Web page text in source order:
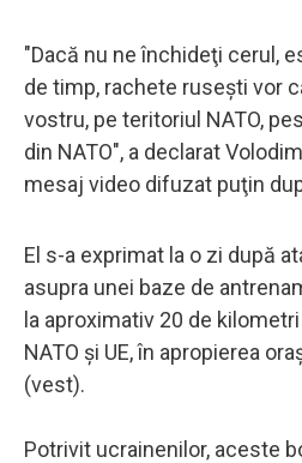
"Dacă nu ne închideţi cerul,
de timp, rachete ruseşti vor
vostru, pe teritoriul NATO,
din NATO", a declarat
mesaj video difuzat puţin
El s-a exprimat la o zi după
asupra unei baze de
la aproximativ 20 de
NATO şi UE, în apropierea
(vest).
Potrivit ucrainenilor, aceste